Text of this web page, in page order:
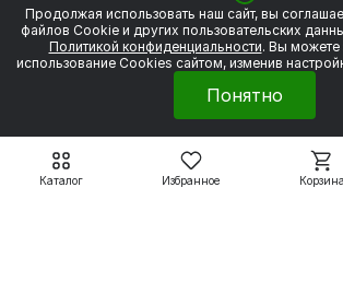
Каталог Избранное Корзина
Продолжая использовать наш сайт, вы
файлов Сookie и других пользовательских
Политикой конфиденциальности. Вы можете
использование Cookies сайтом, изменив
Понятно